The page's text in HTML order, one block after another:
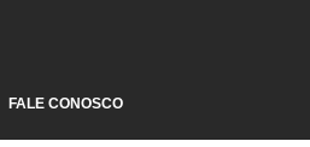
FALE CONOSCO